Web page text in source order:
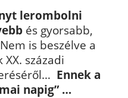
lerombolni
és gyorsabb,
Nem is beszélve a
századi
Ennek a
napig” …